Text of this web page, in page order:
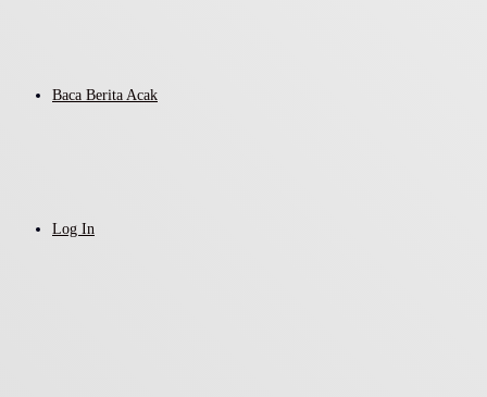
Baca Berita Acak
Log In